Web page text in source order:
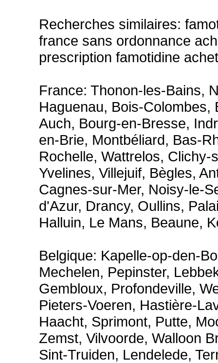
Recherches similaires:
france sans ordonnance
prescription famotidine
France: Thonon-les-Bains,
Haguenau, Bois-
Auch, Bourg-en-Bresse,
en-Brie, Montbéliard, Bas-
Rochelle, Wattrelos,
Yvelines, Villejuif, Bègles,
Cagnes-sur-Mer, Noisy-le-
d'Azur, Drancy, Oullins,
Halluin, Le Mans, Beaune,
Belgique: Kapelle-op-den-
Mechelen, Pepinster,
Gembloux, Profondeville,
Pieters-Voeren, Hastière-
Haacht, Sprimont, Putte,
Zemst, Vilvoorde, Walloon
Sint-Truiden, Lendelede,